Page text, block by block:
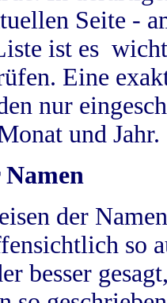
Seite -
ist es
Eine
nur
und Jahr.
Namen
der
so
besser